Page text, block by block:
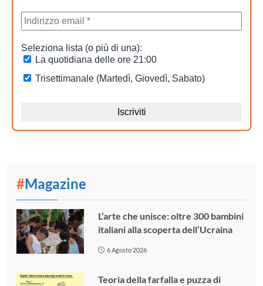
#Magazine
L’arte che unisce: oltre 300 bambini
italiani alla scoperta dell’Ucraina
6 Agosto 2026
Teoria della farfalla e puzza di